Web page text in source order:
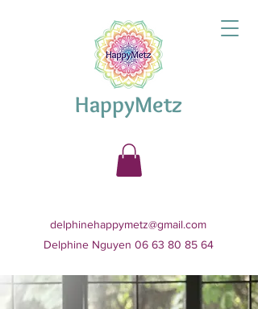
HappyMetz
delphinehappymetz@gmail.com
Delphine Nguyen 06 63 80 85 64